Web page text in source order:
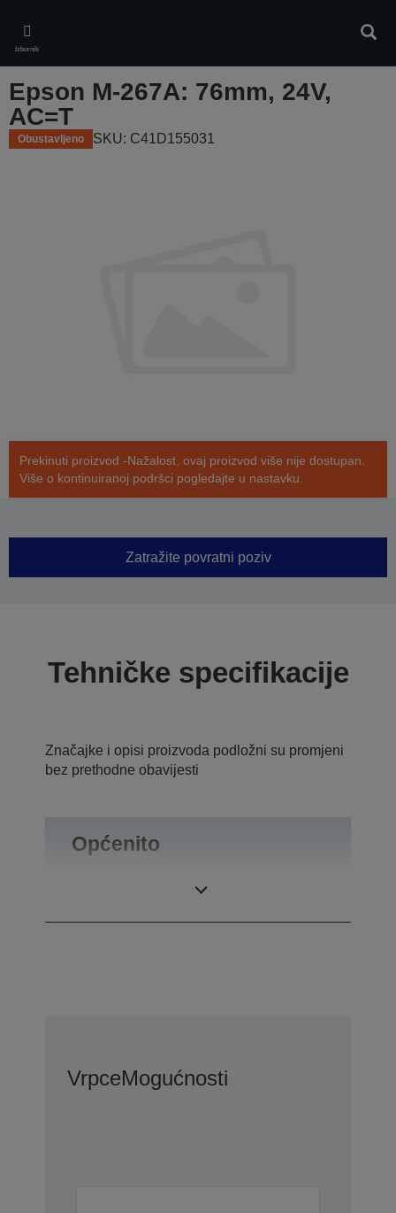
main
content
Izbornik
Epson M-267A: 76mm, 24V,
AC=T
Obustavljeno SKU: C41D155031
Prekinuti proizvod -Nažalost, ovaj proizvod više nije dostupan.
Više o kontinuiranoj podršci pogledajte u nastavku.
Zatražite povratni poziv
Tehničke specifikacije
Značajke i opisi proizvoda podložni su promjeni
bez prethodne obavijesti
Općenito
VrpceMogućnosti